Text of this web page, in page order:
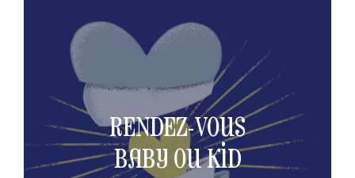
RENDEZ-VOUS
BABY OU KID
pour vous raconter les énergies principales du ciel
sous lequel est il.elle est né.e. De quoi il.elle a
besoin pour être rassuré.e, pour se sentir
accompagné.e et nourri.e au quotidien ? Quels
sont ses grands potentiels à encourager ?
Ensemble, on décryptera cette carte au trésor
qu’est son thème natal.
Contactez-moi pour prendre RDV :
unmessagepour@lafilledumagicien.com